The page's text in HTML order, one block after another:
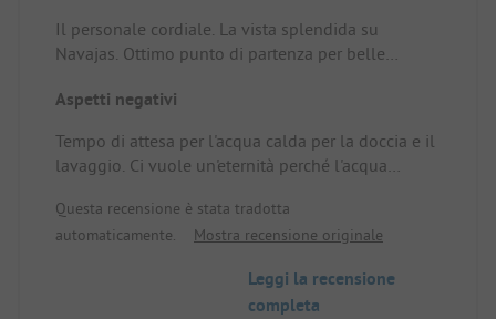
Il personale cordiale. La vista splendida su
Navajas. Ottimo punto di partenza per belle
del Olmo, e molto altro). È stato gradevole poter
L'intera struttura è distribuita a terrazze sul monte
e non è particolarmente adatta per pedoni anziani.
Le strutture sanitarie erano pulite.
Aspetti negativi
Tempo di attesa per l'acqua calda per la doccia e il
lavaggio. Ci vuole un'eternità perché l'acqua
Posto / affitto: Il problema dell'acqua calda.
Questa recensione è stata tradotta
automaticamente.
Mostra recensione originale
Leggi la recensione
completa